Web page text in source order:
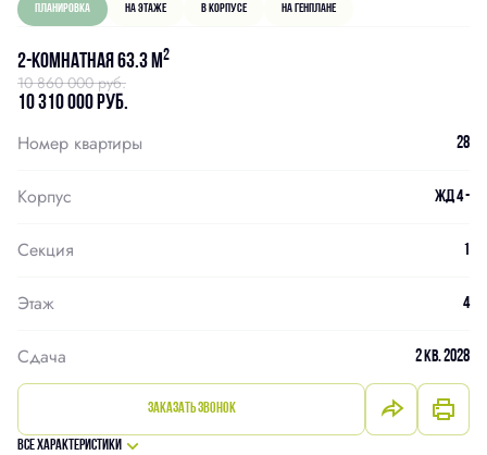
Планировка На этаже В корпусе На генплане
2-комнатная 63.3 м2
10 860 000 руб.
10 310 000 руб.
Номер квартиры 28
Корпус ЖД 4 -
Секция 1
Этаж 4
Сдача 2 кв. 2028
Заказать звонок
Все характеристики